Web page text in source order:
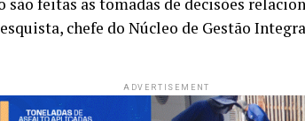
chefe do Núcleo de Gestão
ADVERTISEMENT